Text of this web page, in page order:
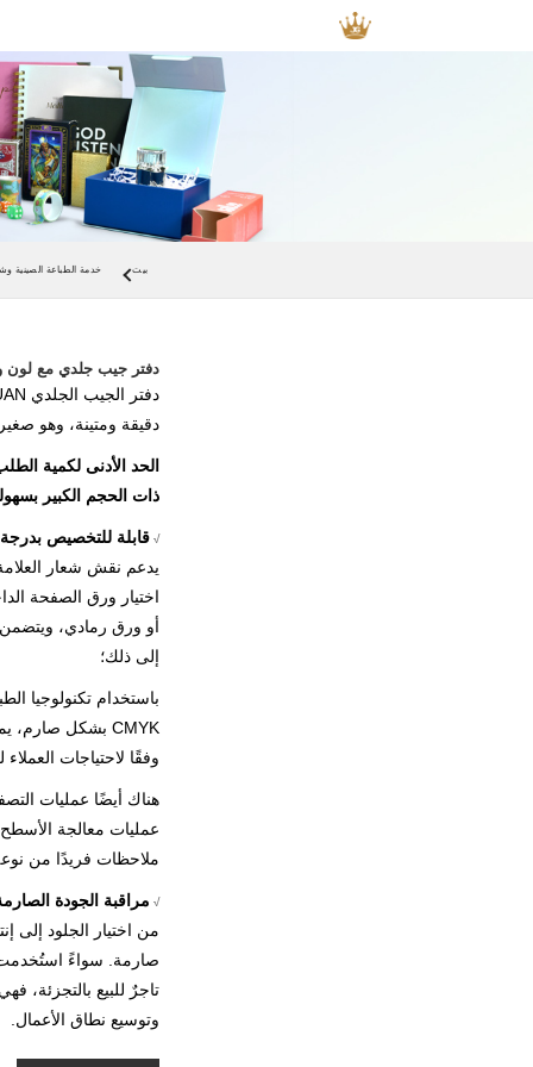
بيت خدمة الطباعة الصينية
دفتر جيب جلدي مع لون
دقيقة ومتينة، وهو
ذات الحجم الكبير
√ قابلة للتخصيص
يدعم نقش شعار
اختيار ورق الصفحة
أو ورق رمادي،
إلى ذلك؛
باستخدام تكنولوجيا
وفقًا لاحتياجات
هناك أيضًا عمليات
عمليات معالجة
ملاحظات فريدًا من
√ مراقبة الجودة
من اختيار الجلود إلى
صارمة. سواءً استُخدمت
تاجرٌ للبيع بالتجزئة،
وتوسيع نطاق الأعمال.